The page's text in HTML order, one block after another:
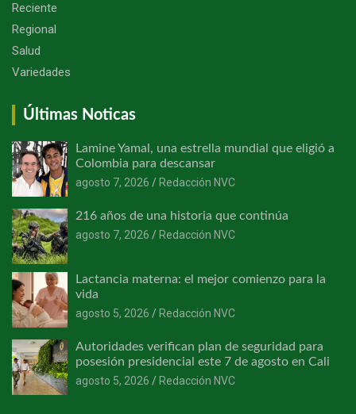
Reciente
Regional
Salud
Variedades
Últimas Noticas
Lamine Yamal, una estrella mundial que eligió a
Colombia para descansar
agosto 7, 2026
Redacción NVC
216 años de una historia que continúa
agosto 7, 2026
Redacción NVC
Lactancia materna: el mejor comienzo para la
vida
agosto 5, 2026
Redacción NVC
Autoridades verifican plan de seguridad para
posesión presidencial este 7 de agosto en Cali
agosto 5, 2026
Redacción NVC